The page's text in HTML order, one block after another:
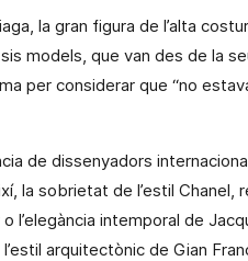
la gran figura de l’alta
models, que van des de la
per considerar que “no
de dissenyadors
la sobrietat de l’estil Chanel,
l’elegància intemporal de
arquitectònic de Gian